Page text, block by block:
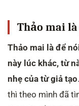
Thảo mai là
Thảo mai là để
này lúc khác, từ
nhẹ của từ giả tạo
thì theo mình đã